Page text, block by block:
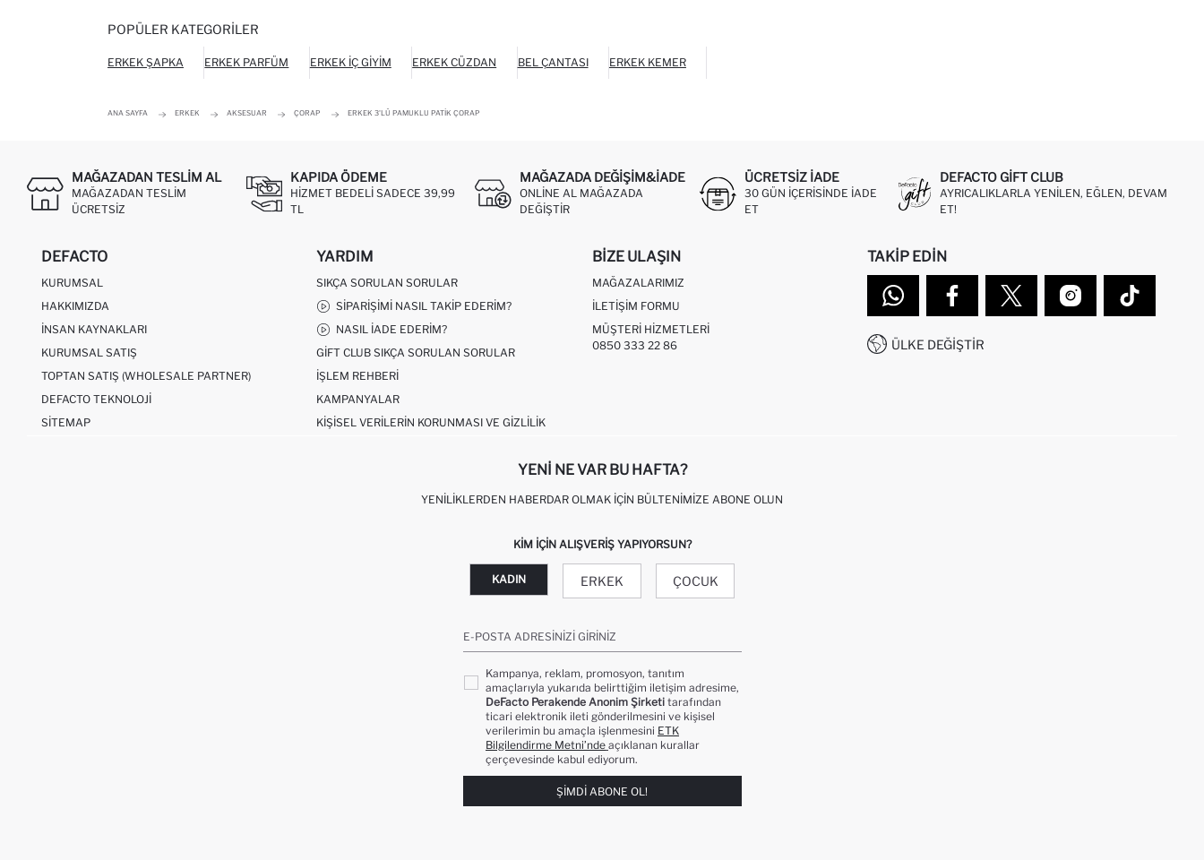
POPÜLER KATEGORILER
ERKEK ŞAPKA ERKEK PARFÜM ERKEK İÇ GIYIM ERKEK CÜZDAN BEL ÇANTASI ERKEK KEMER
ANA SAYFA ERKEK AKSESUAR ÇORAP ERKEK 3'LÜ PAMUKLU PATIK ÇORAP
MAĞAZADAN TESLIM AL
MAĞAZADAN TESLIM
ÜCRETSIZ
KAPIDA ÖDEME
HIZMET BEDELI SADECE 39,99
TL
MAĞAZADA DEĞIŞIM&İADE
ONLINE AL MAĞAZADA
DEĞIŞTIR
ÜCRETSIZ IADE
30 GÜN IÇERISINDE IADE
ET
DEFACTO GIFT CLUB
AYRICALIKLARLA YENILEN, EĞLEN, DEVAM
ET!
DEFACTO
KURUMSAL
HAKKIMIZDA
İNSAN KAYNAKLARI
KURUMSAL SATIŞ
TOPTAN SATIŞ (WHOLESALE PARTNER)
DEFACTO TEKNOLOJI
SITEMAP
YARDIM
SIKÇA SORULAN SORULAR
SIPARIŞIMI NASIL TAKIP EDERIM?
NASIL İADE EDERIM?
GIFT CLUB SIKÇA SORULAN SORULAR
İŞLEM REHBERI
KAMPANYALAR
KIŞISEL VERILERIN KORUNMASI VE GIZLILIK
BIZE ULAŞIN
MAĞAZALARIMIZ
İLETIŞIM FORMU
MÜŞTERI HIZMETLERI
0850 333 22 86
TAKIP EDIN
ÜLKE DEĞIŞTIR
YENI NE VAR BU HAFTA?
YENILIKLERDEN HABERDAR OLMAK İÇIN BÜLTENIMIZE ABONE OLUN
KIM IÇIN ALIŞVERIŞ YAPIYORSUN?
KADIN ERKEK ÇOCUK
E-POSTA ADRESINIZI GIRINIZ
Kampanya, reklam, promosyon, tanıtım
amaçlarıyla yukarıda belirttiğim iletişim adresime,
DeFacto Perakende Anonim Şirketi tarafından
ticari elektronik ileti gönderilmesini ve kişisel
verilerimin bu amaçla işlenmesini ETK
Bilgilendirme Metni’nde açıklanan kurallar
çerçevesinde kabul ediyorum.
ŞIMDI ABONE OL!